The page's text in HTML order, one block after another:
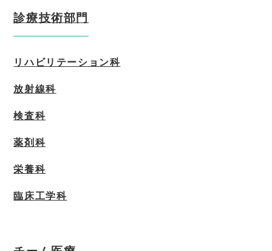
診療技術部門
リハビリテーション科
放射線科
検査科
薬剤科
栄養科
臨床工学科